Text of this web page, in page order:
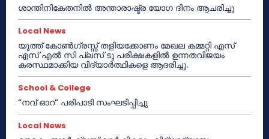
ശാന്തിനികേതനിൽ അന്താരാഷ്ട്ര യോഗ ദിനം ആചരിച്ചു
Local News
യൂത്ത് കോൺഗ്രസ്സ് തളിയക്കോണം മേഖല കമ്മറ്റി എസ്
എസ് എൽ സി പ്ലസ് ടു പരീക്ഷകളിൽ ഉന്നതവിജയം
കരസ്ഥമാക്കിയ വിദ്യാർത്ഥികളെ ആദരിച്ചു.
School & College
“നവ് ഓറ” പരിപാടി സംഘടിപ്പിച്ചു
Local News